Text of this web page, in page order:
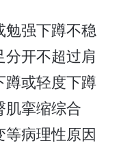
勉强下蹲不稳
开不超过肩
蹲或轻度下蹲
肌挛缩综合
病理性原因